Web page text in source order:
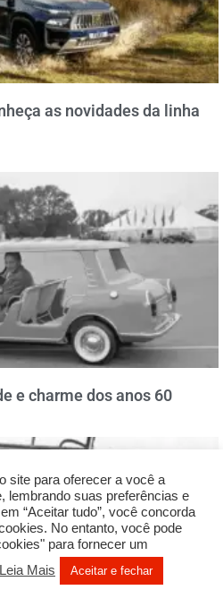
as novidades da linha
e charme dos anos 60
site para oferecer a você a
lembrando suas preferências e
“Aceitar tudo”, você concorda
No entanto, você pode
para fornecer um
Leia Mais Aceitar e fechar